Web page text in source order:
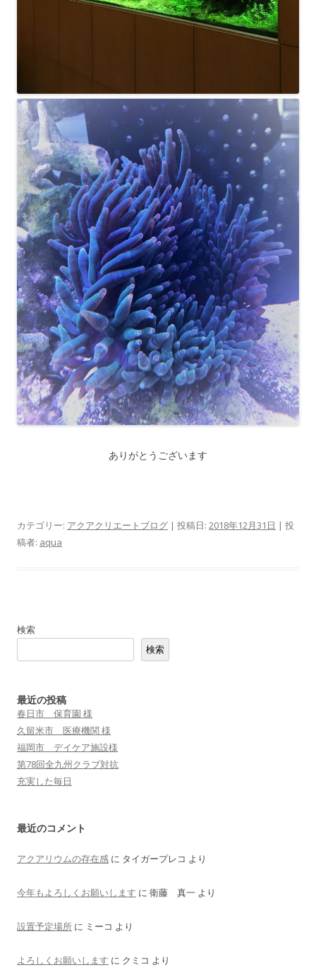
ありがとうございます
カテゴリー: アクアクリエートブログ | 投稿日: 2018年12月31日 | 投
稿者: aqua
検索
検索
最近の投稿
春日市 保育園 様
久留米市 医療機関 様
福岡市 デイケア施設様
第78回全九州クラブ対抗
充実した毎日
最近のコメント
アクアリウムの存在感 に タイガープレコ より
今年もよろしくお願いします に 衛藤 真一 より
設置予定場所 に ミーコ より
よろしくお願いします に クミコ より